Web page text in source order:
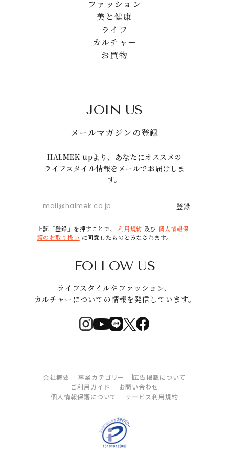
ファッション
美と健康
ライフ
カルチャー
お買物
JOIN US
メールマガジンの登録
HALMEK upより、あなたにオススメの
ライフスタイル情報をメールでお届けしま
す。
登録
上記「登録」を押すことで、 利用規約 及び 個人情報保
護のお取り扱い に同意したものとみなされます。
FOLLOW US
ライフスタイルやファッション、
カルチャーについての情報を発信しています。
会社概要 事業カテゴリー
広告掲載について
ご利用ガイド
お問い合わせ
個人情報保護について
サービス利用規約